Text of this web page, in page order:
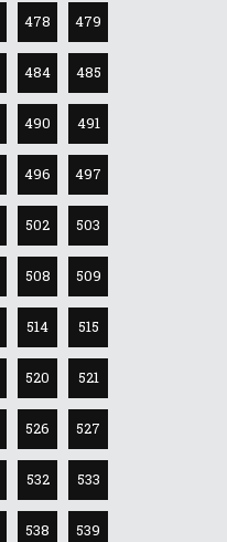
478 479
484 485
490 491
496 497
502 503
508 509
514 515
520 521
526 527
532 533
538 539